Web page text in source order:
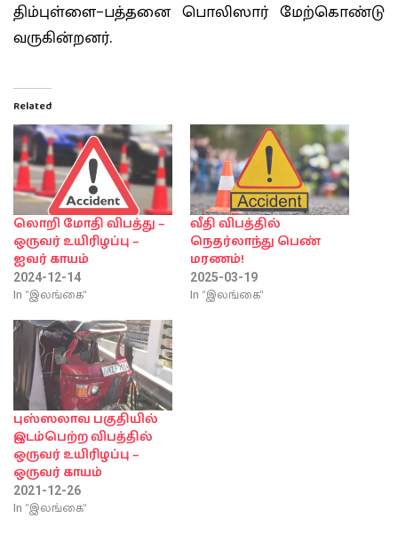
திம்புள்ளை−பத்தனை பொலிஸார் மேற்கொண்டு
வருகின்றனர்.
Related
லொறி மோதி விபத்து –
ஒருவர் உயிரிழப்பு –
ஐவர் காயம்
2024-12-14
In "இலங்கை"
வீதி விபத்தில்
நெதர்லாந்து பெண்
மரணம்!
2025-03-19
In "இலங்கை"
புஸ்ஸலாவ பகுதியில்
இடம்பெற்ற விபத்தில்
ஒருவர் உயிரிழப்பு –
ஒருவர் காயம்
2021-12-26
In "இலங்கை"